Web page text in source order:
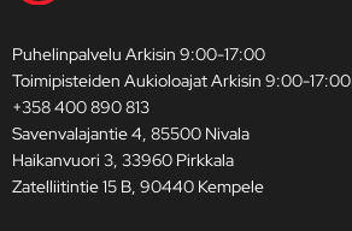
Puhelinpalvelu Arkisin 9:00-17:00
Toimipisteiden Aukioloajat Arkisin 9:00-17:00
+358 400 890 813
Savenvalajantie 4, 85500 Nivala
Haikanvuori 3, 33960 Pirkkala
Zatelliitintie 15 B, 90440 Kempele